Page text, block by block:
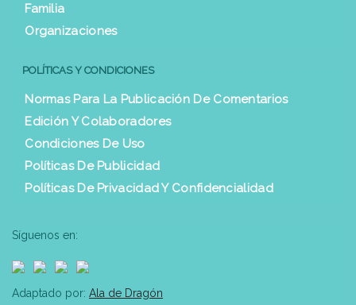
Familia
Organizaciones
POLÍTICAS Y CONDICIONES
Normas Para La Publicación De Comentarios
Edición Y Colaboradores
Condiciones De Uso
Políticas De Publicidad
Políticas De Privacidad Y Confidencialidad
Síguenos en:
Adaptado por: Ala de Dragón